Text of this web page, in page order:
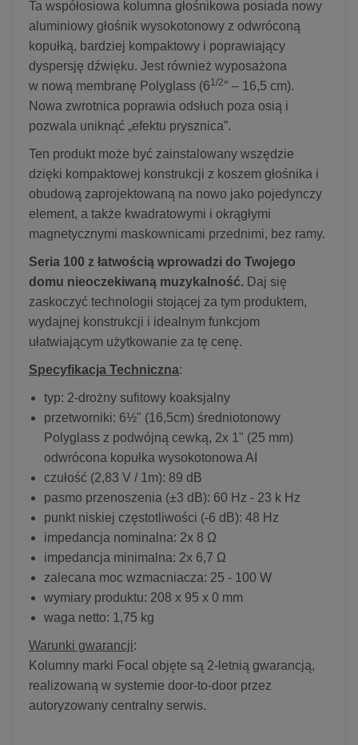
Ta współosiowa kolumna głośnikowa posiada nowy
aluminiowy głośnik wysokotonowy z odwróconą
kopułką, bardziej kompaktowy i poprawiający
dyspersję dźwięku. Jest również wyposażona
w nową membranę Polyglass (61/2″ – 16,5 cm).
Nowa zwrotnica poprawia odsłuch poza osią i
pozwala uniknąć „efektu prysznica”.
Ten produkt może być zainstalowany wszędzie
dzięki kompaktowej konstrukcji z koszem głośnika i
obudową zaprojektowaną na nowo jako pojedynczy
element, a także kwadratowymi i okrągłymi
magnetycznymi maskownicami przednimi, bez ramy.
Seria 100 z łatwością wprowadzi do Twojego
domu nieoczekiwaną muzykalność. Daj się
zaskoczyć technologii stojącej za tym produktem,
wydajnej konstrukcji i idealnym funkcjom
ułatwiającym użytkowanie za tę cenę.
Specyfikacja Techniczna:
typ: 2-drożny sufitowy koaksjalny
przetworniki: 6½" (16,5cm) średniotonowy
Polyglass z podwójną cewką, 2x 1" (25 mm)
odwrócona kopułka wysokotonowa AI
czułość (2,83 V / 1m): 89 dB
pasmo przenoszenia (±3 dB): 60 Hz - 23 k Hz
punkt niskiej częstotliwości (-6 dB): 48 Hz
impedancja nominalna: 2x 8 Ω
impedancja minimalna: 2x 6,7 Ω
zalecana moc wzmacniacza: 25 - 100 W
wymiary produktu: 208 x 95 x 0 mm
waga netto: 1,75 kg
Warunki gwarancji:
Kolumny marki Focal objęte są 2-letnią gwarancją,
realizowaną w systemie door-to-door przez
autoryzowany centralny serwis.